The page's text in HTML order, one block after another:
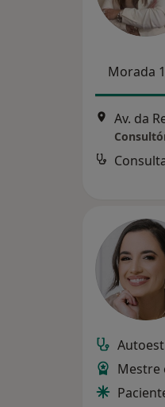
Morada 1
Av. da
Mestre